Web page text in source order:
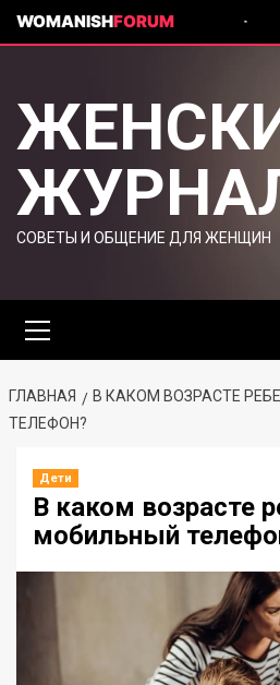
WOMANISHFORUM
СОВЕТЫ И ОБЩЕНИЕ ДЛЯ ЖЕНЩИН
ГЛАВНАЯ
В КАКОМ ВОЗРАСТЕ
ТЕЛЕФОН?
Дети
В каком возрасте
мобильный